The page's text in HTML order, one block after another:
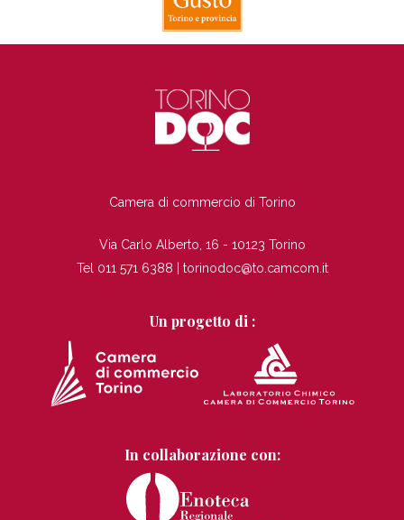
Camera di commercio di Torino
Via Carlo Alberto, 16 - 10123 Torino
Tel 011 571 6388 | torinodoc@to.camcom.it
Un progetto di :
In collaborazione con: